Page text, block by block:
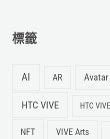
:標籤
AI AR Avatar
HTC VIVE HTC
NFT VIVE Arts